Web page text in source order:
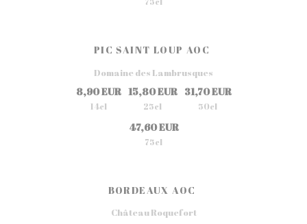
PIC SAINT LOUP AOC
Domaine des Lambrusques
8,90 EUR
14cl
15,80 EUR
25cl
31,70 EUR
50cl
47,60 EUR
75cl
BORDEAUX AOC
Château Roquefort